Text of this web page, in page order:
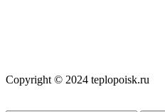
Copyright © 2024 teplopoisk.ru